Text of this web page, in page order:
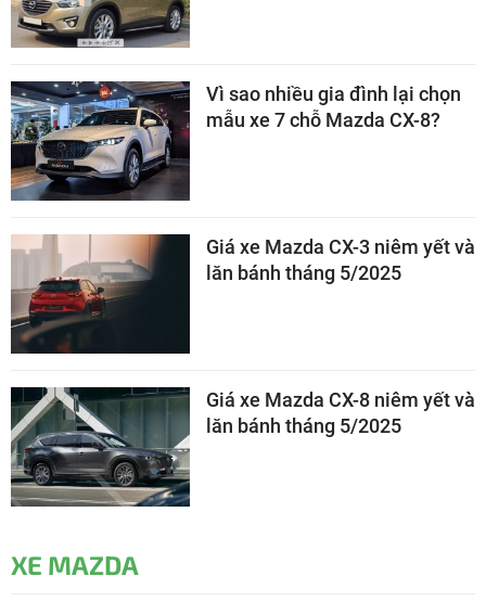
Vì sao nhiều gia đình lại chọn
mẫu xe 7 chỗ Mazda CX-8?
Giá xe Mazda CX-3 niêm yết và
lăn bánh tháng 5/2025
Giá xe Mazda CX-8 niêm yết và
lăn bánh tháng 5/2025
XE MAZDA